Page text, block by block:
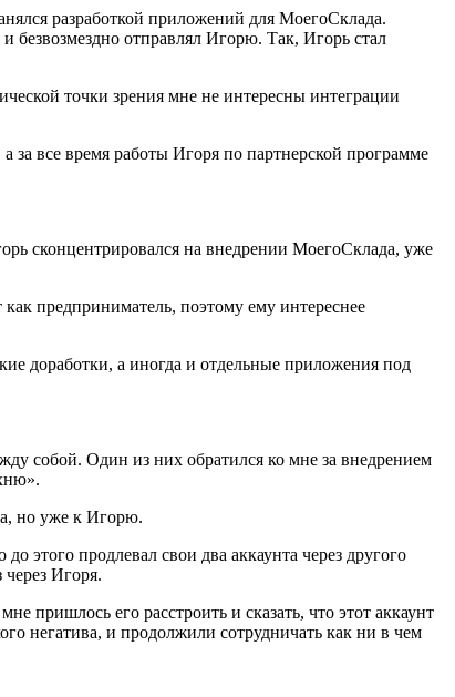
разработкой приложений для МоегоСклада.
безвозмездно отправлял Игорю. Так, Игорь стал
точки зрения мне не интересны интеграции
за все время работы Игоря по партнерской программе
сконцентрировался на внедрении МоегоСклада, уже
предприниматель, поэтому ему интереснее
доработки, а иногда и отдельные приложения под
собой. Один из них обратился ко мне за внедрением
но уже к Игорю.
этого продлевал свои два аккаунта через другого
через Игоря.
пришлось его расстроить и сказать, что этот аккаунт
негатива, и продолжили сотрудничать как ни в чем